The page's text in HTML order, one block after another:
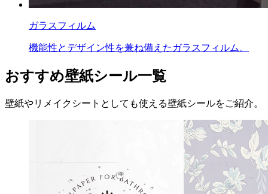
ガラスフィルム
機能性とデザイン性を兼ね備えたガラスフィルム。
おすすめ壁紙シール一覧
壁紙やリメイクシートとしても使える壁紙シールをご紹介。